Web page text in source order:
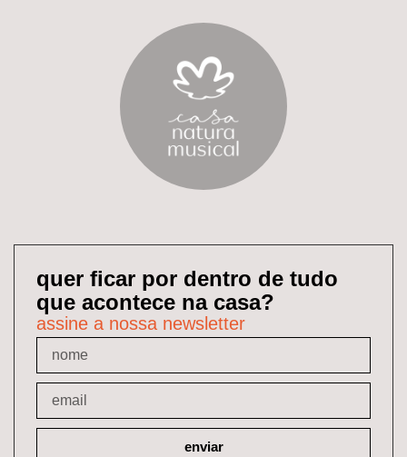
quer ficar por dentro de tudo
que acontece na casa?
assine a nossa newsletter
enviar